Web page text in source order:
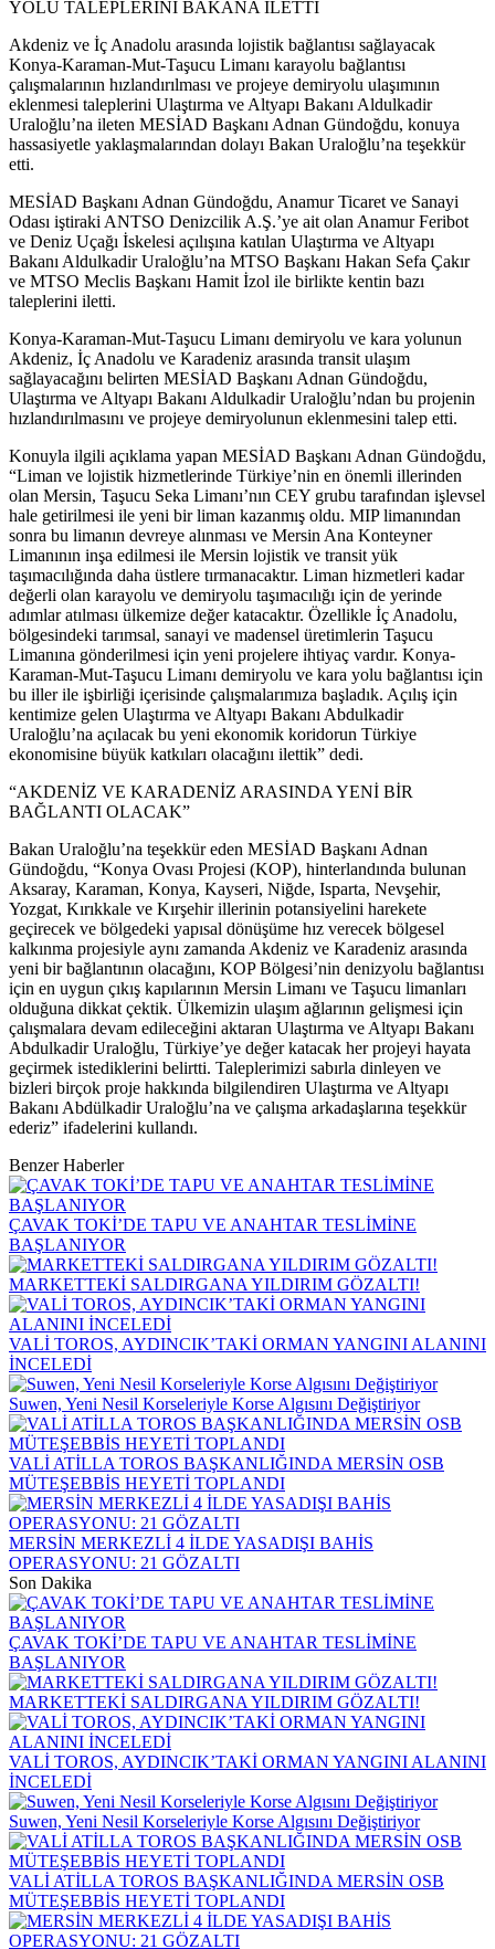
Akdeniz ve İç Anadolu arasında lojistik bağlantısı sağlayacak
Konya-Karaman-Mut-Taşucu Limanı karayolu bağlantısı
çalışmalarının hızlandırılması ve projeye demiryolu ulaşımının
eklenmesi taleplerini Ulaştırma ve Altyapı Bakanı Aldulkadir
Uraloğlu’na ileten MESİAD Başkanı Adnan Gündoğdu, konuya
hassasiyetle yaklaşmalarından dolayı Bakan Uraloğlu’na teşekkür
etti.
MESİAD Başkanı Adnan Gündoğdu, Anamur Ticaret ve Sanayi
Odası iştiraki ANTSO Denizcilik A.Ş.’ye ait olan Anamur Feribot
ve Deniz Uçağı İskelesi açılışına katılan Ulaştırma ve Altyapı
Bakanı Aldulkadir Uraloğlu’na MTSO Başkanı Hakan Sefa Çakır
ve MTSO Meclis Başkanı Hamit İzol ile birlikte kentin bazı
taleplerini iletti.
Konya-Karaman-Mut-Taşucu Limanı demiryolu ve kara yolunun
Akdeniz, İç Anadolu ve Karadeniz arasında transit ulaşım
sağlayacağını belirten MESİAD Başkanı Adnan Gündoğdu,
Ulaştırma ve Altyapı Bakanı Aldulkadir Uraloğlu’ndan bu projenin
hızlandırılmasını ve projeye demiryolunun eklenmesini talep etti.
Konuyla ilgili açıklama yapan MESİAD Başkanı Adnan Gündoğdu,
“Liman ve lojistik hizmetlerinde Türkiye’nin en önemli illerinden
olan Mersin, Taşucu Seka Limanı’nın CEY grubu tarafından işlevsel
hale getirilmesi ile yeni bir liman kazanmış oldu. MIP limanından
sonra bu limanın devreye alınması ve Mersin Ana Konteyner
Limanının inşa edilmesi ile Mersin lojistik ve transit yük
taşımacılığında daha üstlere tırmanacaktır. Liman hizmetleri kadar
değerli olan karayolu ve demiryolu taşımacılığı için de yerinde
adımlar atılması ülkemize değer katacaktır. Özellikle İç Anadolu,
bölgesindeki tarımsal, sanayi ve madensel üretimlerin Taşucu
Limanına gönderilmesi için yeni projelere ihtiyaç vardır. Konya-
Karaman-Mut-Taşucu Limanı demiryolu ve kara yolu bağlantısı için
bu iller ile işbirliği içerisinde çalışmalarımıza başladık. Açılış için
kentimize gelen Ulaştırma ve Altyapı Bakanı Abdulkadir
Uraloğlu’na açılacak bu yeni ekonomik koridorun Türkiye
ekonomisine büyük katkıları olacağını ilettik” dedi.
“AKDENİZ VE KARADENİZ ARASINDA YENİ BİR
BAĞLANTI OLACAK”
Bakan Uraloğlu’na teşekkür eden MESİAD Başkanı Adnan
Gündoğdu, “Konya Ovası Projesi (KOP), hinterlandında bulunan
Aksaray, Karaman, Konya, Kayseri, Niğde, Isparta, Nevşehir,
Yozgat, Kırıkkale ve Kırşehir illerinin potansiyelini harekete
geçirecek ve bölgedeki yapısal dönüşüme hız verecek bölgesel
kalkınma projesiyle aynı zamanda Akdeniz ve Karadeniz arasında
yeni bir bağlantının olacağını, KOP Bölgesi’nin denizyolu bağlantısı
için en uygun çıkış kapılarının Mersin Limanı ve Taşucu limanları
olduğuna dikkat çektik. Ülkemizin ulaşım ağlarının gelişmesi için
çalışmalara devam edileceğini aktaran Ulaştırma ve Altyapı Bakanı
Abdulkadir Uraloğlu, Türkiye’ye değer katacak her projeyi hayata
geçirmek istediklerini belirtti. Taleplerimizi sabırla dinleyen ve
bizleri birçok proje hakkında bilgilendiren Ulaştırma ve Altyapı
Bakanı Abdülkadir Uraloğlu’na ve çalışma arkadaşlarına teşekkür
ederiz” ifadelerini kullandı.
Benzer Haberler
ÇAVAK TOKİ’DE TAPU VE ANAHTAR TESLİMİNE
BAŞLANIYOR
MARKETTEKİ SALDIRGANA YILDIRIM GÖZALTI!
VALİ TOROS, AYDINCIK’TAKİ ORMAN YANGINI ALANINI
İNCELEDİ
Suwen, Yeni Nesil Korseleriyle Korse Algısını Değiştiriyor
VALİ ATİLLA TOROS BAŞKANLIĞINDA MERSİN OSB
MÜTEŞEBBİS HEYETİ TOPLANDI
MERSİN MERKEZLİ 4 İLDE YASADIŞI BAHİS
OPERASYONU: 21 GÖZALTI
Son Dakika
ÇAVAK TOKİ’DE TAPU VE ANAHTAR TESLİMİNE
BAŞLANIYOR
MARKETTEKİ SALDIRGANA YILDIRIM GÖZALTI!
VALİ TOROS, AYDINCIK’TAKİ ORMAN YANGINI ALANINI
İNCELEDİ
Suwen, Yeni Nesil Korseleriyle Korse Algısını Değiştiriyor
VALİ ATİLLA TOROS BAŞKANLIĞINDA MERSİN OSB
MÜTEŞEBBİS HEYETİ TOPLANDI